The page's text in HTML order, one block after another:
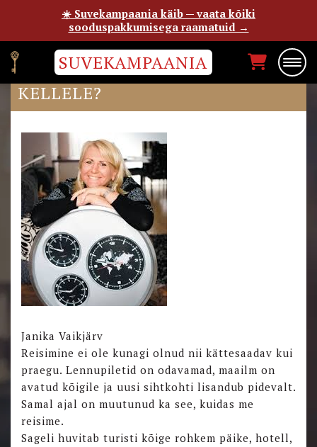
SUVEKAMPAANIA
„MINU SANSIBAR“: MIKS JA
KELLELE?
Janika Vaikjärv
Reisimine ei ole kunagi olnud nii kättesaadav kui
praegu. Lennupiletid on odavamad, maailm on
avatud kõigile ja uusi sihtkohti lisandub pidevalt.
Samal ajal on muutunud ka see, kuidas me
reisime.
Sageli huvitab turisti kõige rohkem päike, hotell,
☀️ Suvekampaania käib — vaata kõiki
sooduspakkumisega raamatuid →